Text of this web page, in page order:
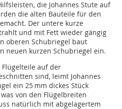
die Johannes Stute auf
die alten Bauteile für den
Der untere kurze
und mit Fett wieder gängig
oberen Schubriegel baut
neuen kurzen Schubriegel ein.
auf der
sind, leimt Johannes
ein 25 mm dickes Stück
von den Flügelbreiten
natürlich mit abgelagertem